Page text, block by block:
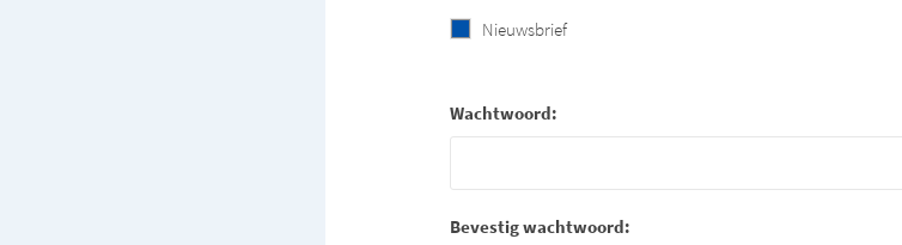
Nieuwsbrief
Wachtwoord:
Bevestig wachtwoord: